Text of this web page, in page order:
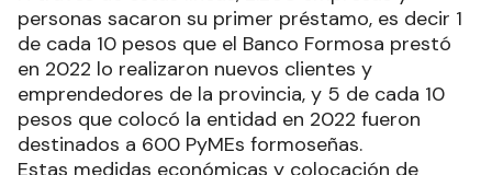
personas sacaron su primer préstamo, es decir 1
de cada 10 pesos que el Banco Formosa prestó
en 2022 lo realizaron nuevos clientes y
emprendedores de la provincia, y 5 de cada 10
pesos que colocó la entidad en 2022 fueron
destinados a 600 PyMEs formoseñas.